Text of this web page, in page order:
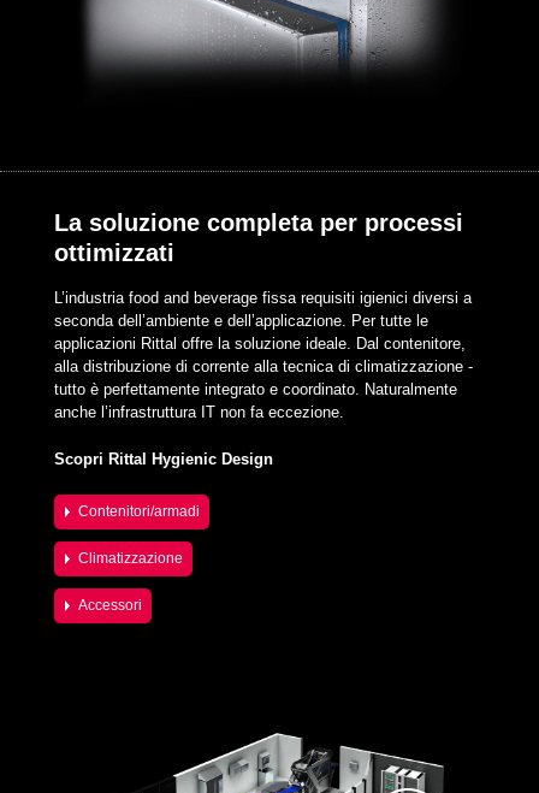
La soluzione completa per processi
ottimizzati
L’industria food and beverage fissa requisiti igienici diversi a
seconda dell’ambiente e dell’applicazione. Per tutte le
applicazioni Rittal offre la soluzione ideale. Dal contenitore,
alla distribuzione di corrente alla tecnica di climatizzazione -
tutto è perfettamente integrato e coordinato. Naturalmente
anche l’infrastruttura IT non fa eccezione.
Scopri Rittal Hygienic Design
Contenitori/armadi
Climatizzazione
Accessori